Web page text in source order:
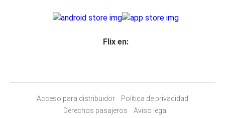
Flix en:
Acceso para distribuidor
Política de privacidad
Derechos pasajeros
Aviso legal